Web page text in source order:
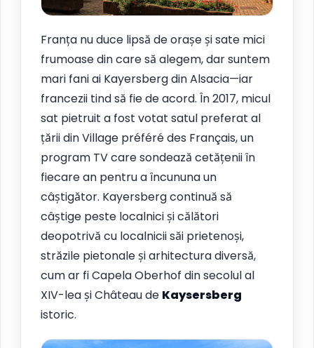
Franța nu duce lipsă de orașe și sate mici
frumoase din care să alegem, dar suntem
mari fani ai Kayersberg din Alsacia—iar
francezii tind să fie de acord. În 2017, micul
sat pietruit a fost votat satul preferat al
țării din Village préféré des Français, un
program TV care sondează cetățenii în
fiecare an pentru a încununa un
câștigător. Kayersberg continuă să
câștige peste localnici și călători
deopotrivă cu localnicii săi prietenoși,
străzile pietonale și arhitectura diversă,
cum ar fi Capela Oberhof din secolul al
XIV-lea și Château de Kaysersberg
istoric.